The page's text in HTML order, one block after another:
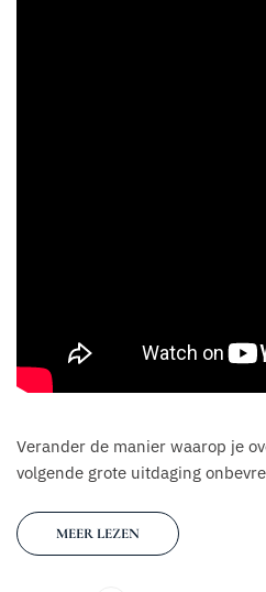
Verander de manier waarop je
volgende grote uitdaging
MEER LEZEN